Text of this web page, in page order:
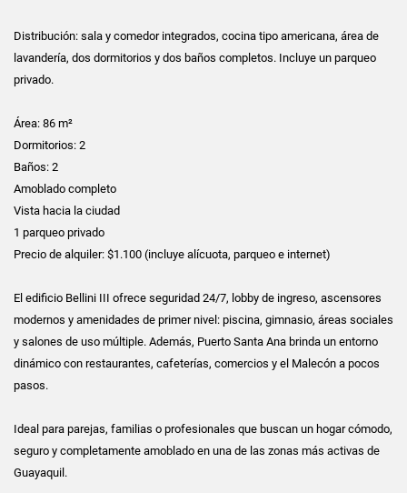
Distribución: sala y comedor integrados, cocina tipo americana, área de
lavandería, dos dormitorios y dos baños completos. Incluye un parqueo
privado.
Área: 86 m²
Dormitorios: 2
Baños: 2
Amoblado completo
Vista hacia la ciudad
1 parqueo privado
Precio de alquiler: $1.100 (incluye alícuota, parqueo e internet)
El edificio Bellini III ofrece seguridad 24/7, lobby de ingreso, ascensores
modernos y amenidades de primer nivel: piscina, gimnasio, áreas sociales
y salones de uso múltiple. Además, Puerto Santa Ana brinda un entorno
dinámico con restaurantes, cafeterías, comercios y el Malecón a pocos
pasos.
Ideal para parejas, familias o profesionales que buscan un hogar cómodo,
seguro y completamente amoblado en una de las zonas más activas de
Guayaquil.